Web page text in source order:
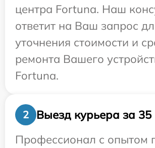
центра Fortuna. Наш
ответит на Ваш запрос
уточнения стоимости и
ремонта Вашего
Fortuna.
2
Выезд курьера за 35
Профессионал с опытом